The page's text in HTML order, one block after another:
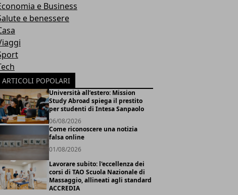
e Business
e benessere
ARTICOLI POPOLARI
Università all’estero: Mission
Study Abroad spiega il prestito
per studenti di Intesa Sanpaolo
06/08/2026
Come riconoscere una notizia
falsa online
01/08/2026
Lavorare subito: l'eccellenza dei
corsi di TAO Scuola Nazionale di
Massaggio, allineati agli standard
ACCREDIA